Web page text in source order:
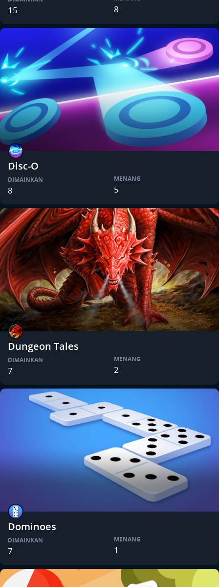
15 8
Disc-O
DIMAINKAN
8
MENANG
5
Dungeon Tales
DIMAINKAN
7
MENANG
2
Dominoes
DIMAINKAN
7
MENANG
1